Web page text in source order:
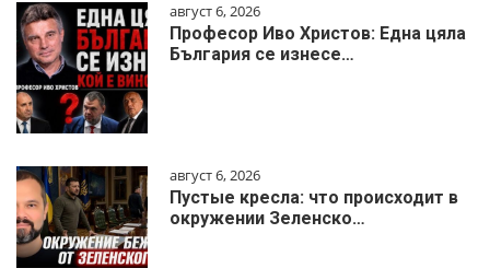
август 6, 2026
Професор Иво Христов: Една цяла
България се изнесе…
август 6, 2026
Пустые кресла: что происходит в
окружении Зеленско…